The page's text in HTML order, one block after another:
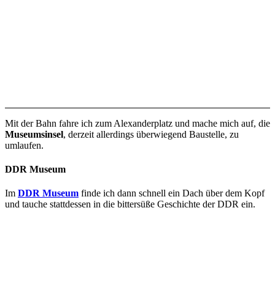
Mit der Bahn fahre ich zum Alexanderplatz und mache mich auf, die
Museumsinsel, derzeit allerdings überwiegend Baustelle, zu
umlaufen.
DDR Museum
Im DDR Museum finde ich dann schnell ein Dach über dem Kopf
und tauche stattdessen in die bittersüße Geschichte der DDR ein.